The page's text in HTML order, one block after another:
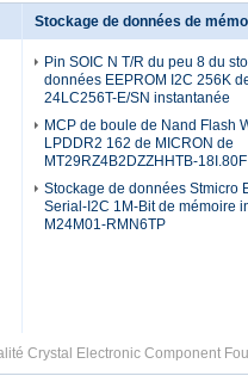
Stockage de données de
Pin SOIC N T/R du peu 8 du
données EEPROM I2C 256K
24LC256T-E/SN instantanée
MCP de boule de Nand Flash
LPDDR2 162 de MICRON de
MT29RZ4B2DZZHHTB-18I.80F
Stockage de données Stmicro
Serial-I2C 1M-Bit de mémoire
M24M01-RMN6TP
Crystal Electronic Component